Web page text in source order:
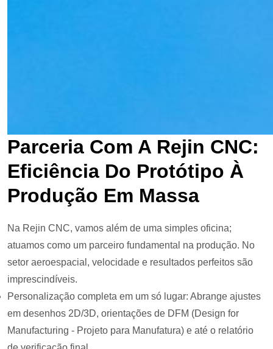
Parceria Com A Rejin CNC:
Eficiência Do Protótipo À
Produção Em Massa
Na Rejin CNC, vamos além de uma simples oficina;
atuamos como um parceiro fundamental na produção. No
setor aeroespacial, velocidade e resultados perfeitos são
imprescindíveis.
Personalização completa em um só lugar: Abrange ajustes
em desenhos 2D/3D, orientações de DFM (Design for
Manufacturing - Projeto para Manufatura) e até o relatório